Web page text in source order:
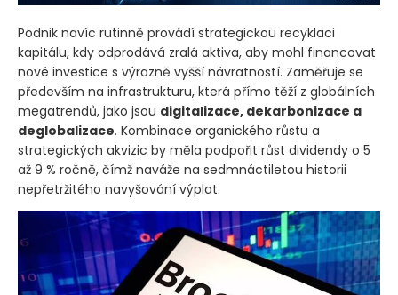
Podnik navíc rutinně provádí strategickou recyklaci
kapitálu, kdy odprodává zralá aktiva, aby mohl financovat
nové investice s výrazně vyšší návratností. Zaměřuje se
především na infrastrukturu, která přímo těží z globálních
megatrendů, jako jsou digitalizace, dekarbonizace a
deglobalizace. Kombinace organického růstu a
strategických akvizic by měla podpořit růst dividendy o 5
až 9 % ročně, čímž naváže na sedmnáctiletou historii
nepřetržitého navyšování výplat.